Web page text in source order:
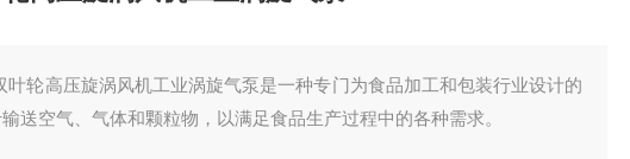
叶轮高压旋涡风机工业涡旋气泵是一种专门为食品加工和包装行业设计的
送空气、气体和颗粒物，以满足食品生产过程中的各种需求。